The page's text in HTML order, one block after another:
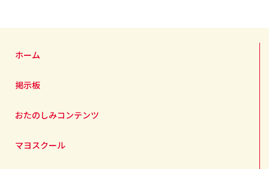
ホーム
掲示板
おたのしみコンテンツ
マヨスクール